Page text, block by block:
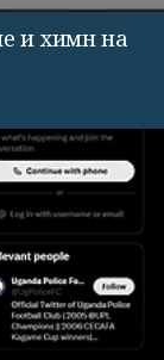
и химн на